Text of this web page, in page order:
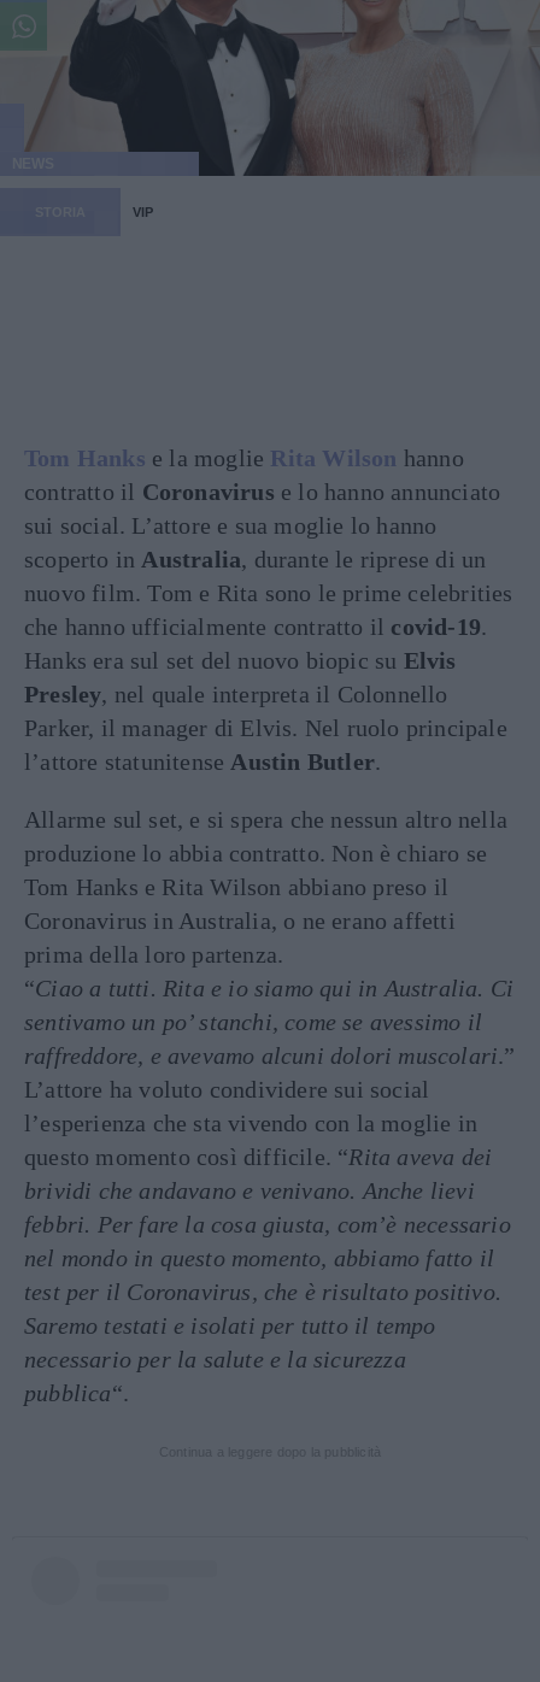
VIP
Tom Hanks e la moglie Rita Wilson hanno
contratto il Coronavirus e lo hanno annunciato
sui social. L’attore e sua moglie lo hanno
scoperto in Australia, durante le riprese di un
nuovo film. Tom e Rita sono le prime celebrities
che hanno ufficialmente contratto il covid-19.
Hanks era sul set del nuovo biopic su Elvis
Presley, nel quale interpreta il Colonnello
Parker, il manager di Elvis. Nel ruolo principale
l’attore statunitense Austin Butler.
Allarme sul set, e si spera che nessun altro nella
produzione lo abbia contratto. Non è chiaro se
Tom Hanks e Rita Wilson abbiano preso il
Coronavirus in Australia, o ne erano affetti
prima della loro partenza.
“Ciao a tutti. Rita e io siamo qui in Australia. Ci
sentivamo un po’ stanchi, come se avessimo il
raffreddore, e avevamo alcuni dolori muscolari.”
L’attore ha voluto condividere sui social
l’esperienza che sta vivendo con la moglie in
questo momento così difficile. “Rita aveva dei
brividi che andavano e venivano. Anche lievi
febbri. Per fare la cosa giusta, com’è necessario
nel mondo in questo momento, abbiamo fatto il
test per il Coronavirus, che è risultato positivo.
Saremo testati e isolati per tutto il tempo
necessario per la salute e la sicurezza
pubblica“.